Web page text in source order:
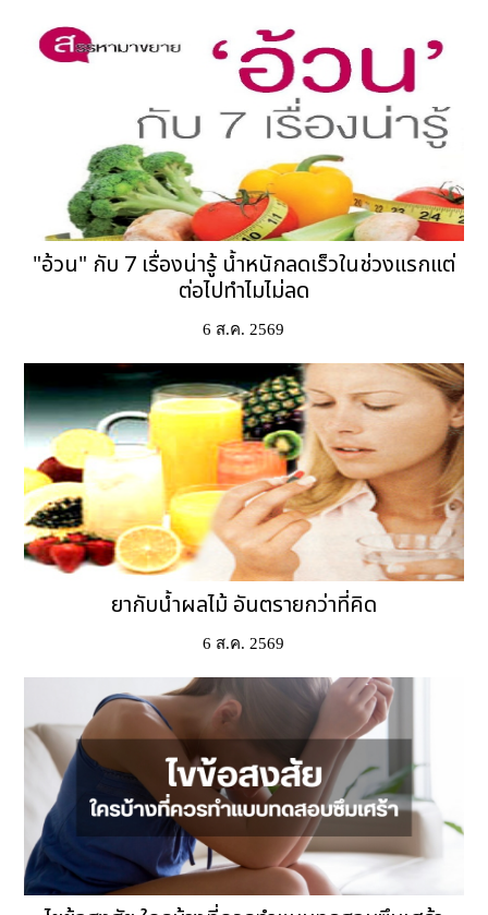
"อ้วน" กับ 7 เรื่องน่ารู้ น้ำหนักลดเร็วในช่วงแรกแต่
ต่อไปทำไมไม่ลด
6 ส.ค. 2569
ยากับน้ำผลไม้ อันตรายกว่าที่คิด
6 ส.ค. 2569